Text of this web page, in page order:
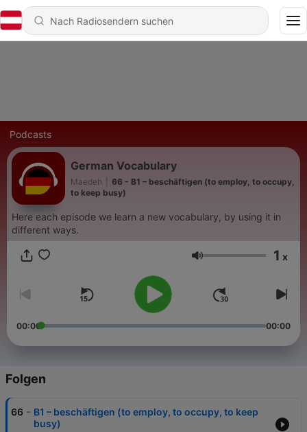
Podcasts
German Vocabulary
Maedeh
66 - B1 – beschäftigen (to employ, to occupy,
to keep busy)
Here each episode we learn a new vocabulary, by using it in
different ways.
Lautstärke 1 x
00:00 00:00
Folgen
66 - B1 – beschäftigen (to employ, to occupy, to keep
busy)